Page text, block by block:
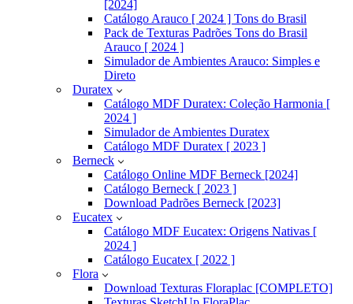
[2024]
Catálogo Arauco [ 2024 ] Tons do Brasil
Pack de Texturas Padrões Tons do Brasil
Arauco [ 2024 ]
Simulador de Ambientes Arauco: Simples e
Direto
Duratex
Catálogo MDF Duratex: Coleção Harmonia [
2024 ]
Simulador de Ambientes Duratex
Catálogo MDF Duratex [ 2023 ]
Berneck
Catálogo Online MDF Berneck [2024]
Catálogo Berneck [ 2023 ]
Download Padrões Berneck [2023]
Eucatex
Catálogo MDF Eucatex: Origens Nativas [
2024 ]
Catálogo Eucatex [ 2022 ]
Flora
Download Texturas Floraplac [COMPLETO]